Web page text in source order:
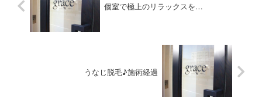
個室で極上のリラックスを…
うなじ脱毛♪施術経過